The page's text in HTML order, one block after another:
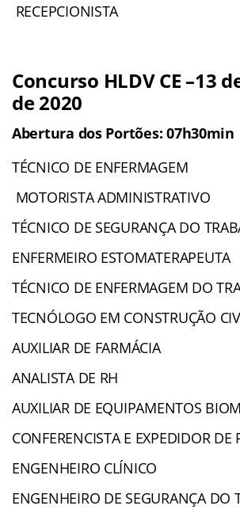
RECEPCIONISTA
Concurso HLDV CE –13
de 2020
Abertura dos Portões: 07h30min
TÉCNICO DE ENFERMAGEM
MOTORISTA ADMINISTRATIVO
TÉCNICO DE SEGURANÇA DO
ENFERMEIRO ESTOMATERAPEUTA
TÉCNICO DE ENFERMAGEM DO
TECNÓLOGO EM CONSTRUÇÃO
AUXILIAR DE FARMÁCIA
ANALISTA DE RH
AUXILIAR DE EQUIPAMENTOS
CONFERENCISTA E EXPEDIDOR DE
ENGENHEIRO CLÍNICO
ENGENHEIRO DE SEGURANÇA DO